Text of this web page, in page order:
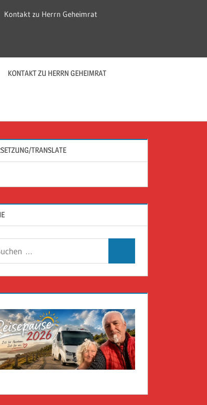
Kontakt zu Herrn Geheimrat
KONTAKT ZU HERRN GEHEIMRAT
TRANSLATE